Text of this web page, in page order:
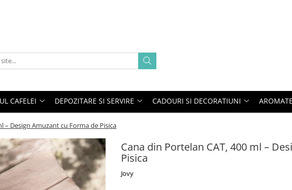
CAFELEI DEPOZITARE SI SERVIRE CADOURI SI DECORATIUNI
– Design Amuzant cu Forma de Pisica
Cana din Portelan CAT, 400 ml –
Pisica
Jovy